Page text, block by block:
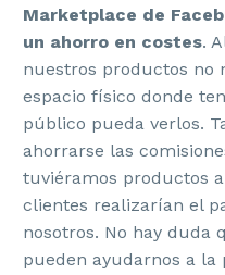
Marketplace de
un ahorro en costes.
nuestros productos no
espacio físico donde
público pueda verlos.
ahorrarse las
tuviéramos productos
clientes realizarían el
nosotros. No hay duda
pueden ayudarnos a